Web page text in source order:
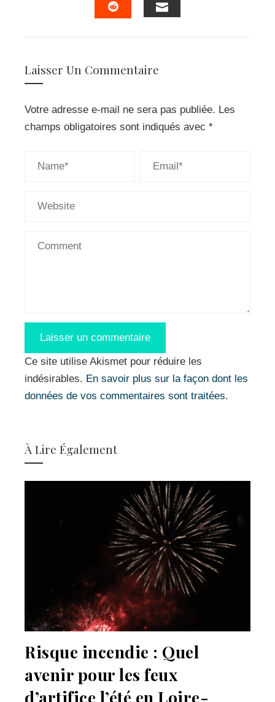
Laisser Un Commentaire
Votre adresse e-mail ne sera pas publiée. Les
champs obligatoires sont indiqués avec *
Ce site utilise Akismet pour réduire les
indésirables. En savoir plus sur la façon dont les
données de vos commentaires sont traitées.
À Lire Également
Risque incendie : Quel
avenir pour les feux
d’artifice l’été en Loire-